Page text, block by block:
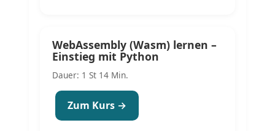
WebAssembly (Wasm) lernen –
Einstieg mit Python
Dauer: 1 St 14 Min.
Zum Kurs →